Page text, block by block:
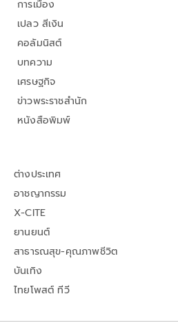
การเมือง
เปลว สีเงิน
คอลัมนิสต์
บทความ
เศรษฐกิจ
ข่าวพระราชสำนัก
หนังสือพิมพ์
ต่างประเทศ
อาชญากรรม
X-CITE
ยานยนต์
สาธารณสุข-คุณภาพชีวิต
บันเทิง
ไทยโพสต์ ทีวี